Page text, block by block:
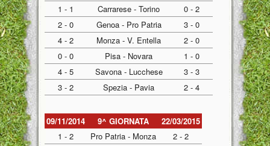
1 - 1
Carrarese - Torino
0 - 2
2 - 0
Genoa - Pro Patria
3 - 0
4 - 2
Monza - V. Entella
2 - 0
0 - 0
Pisa - Novara
1 - 0
4 - 5
Savona - Lucchese
3 - 3
3 - 2
Spezia - Pavia 2 - 4
09/11/2014 9^ GIORNATA
22/03/2015
1 - 2
Pro Patria - Monza 2 - 2